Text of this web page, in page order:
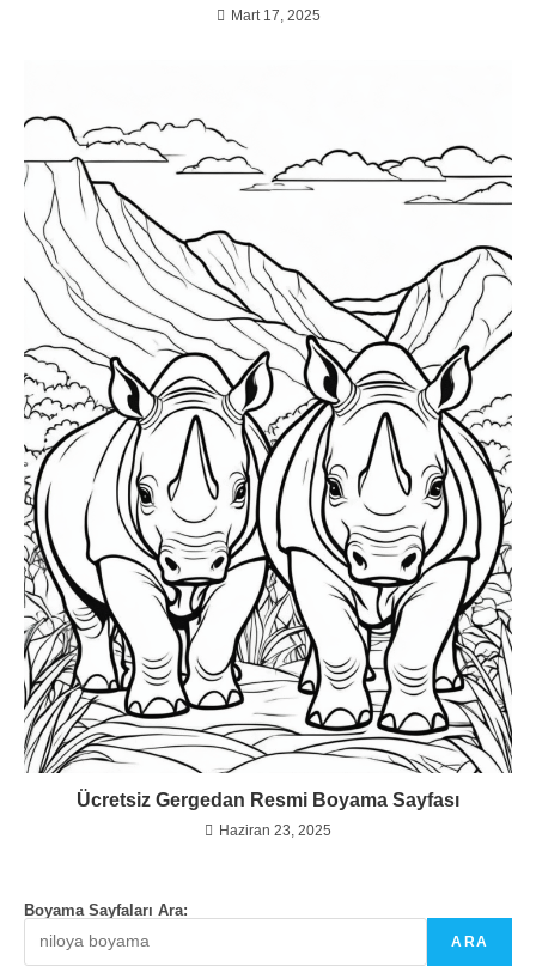
Mart 17, 2025
Ücretsiz Gergedan Resmi Boyama Sayfası
Haziran 23, 2025
Boyama Sayfaları Ara:
ARA